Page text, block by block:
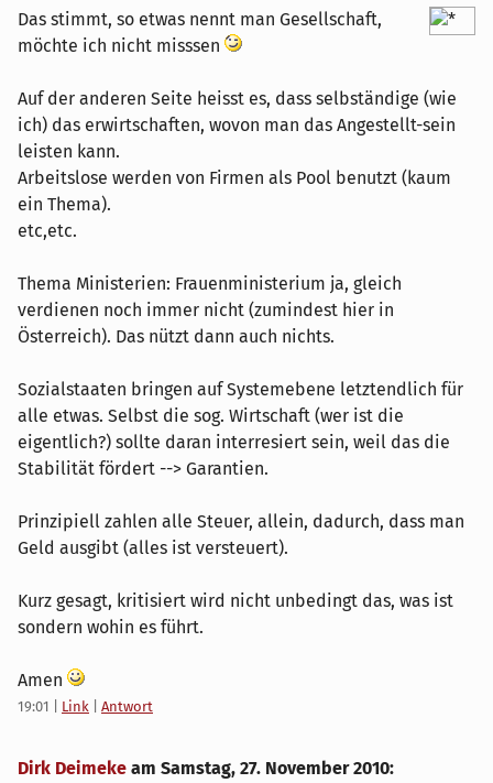
Das stimmt, so etwas nennt man Gesellschaft,
möchte ich nicht misssen
Auf der anderen Seite heisst es, dass selbständige (wie
ich) das erwirtschaften, wovon man das Angestellt-sein
leisten kann.
Arbeitslose werden von Firmen als Pool benutzt (kaum
ein Thema).
etc,etc.
Thema Ministerien: Frauenministerium ja, gleich
verdienen noch immer nicht (zumindest hier in
Österreich). Das nützt dann auch nichts.
Sozialstaaten bringen auf Systemebene letztendlich für
alle etwas. Selbst die sog. Wirtschaft (wer ist die
eigentlich?) sollte daran interresiert sein, weil das die
Stabilität fördert --> Garantien.
Prinzipiell zahlen alle Steuer, allein, dadurch, dass man
Geld ausgibt (alles ist versteuert).
Kurz gesagt, kritisiert wird nicht unbedingt das, was ist
sondern wohin es führt.
Amen
19:01 Link Antwort
Dirk Deimeke am Samstag, 27. November 2010: